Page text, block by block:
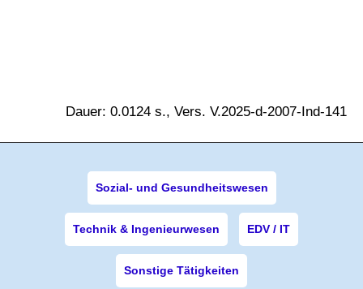
Dauer: 0.0124 s., Vers. V.2025-d-2007-Ind-141
Sozial- und Gesundheitswesen
Technik & Ingenieurwesen EDV / IT
Sonstige Tätigkeiten